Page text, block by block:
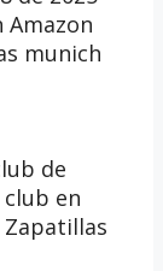
Amazon
munich
de
en